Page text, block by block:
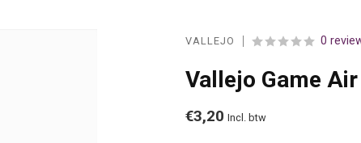
VALLEJO 0
Vallejo Game
€3,20 Incl. btw